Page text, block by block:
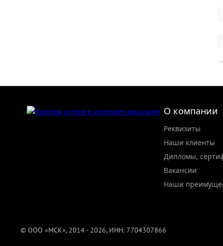
О компании
Реквизиты
Наши клиенты
Дипломы,
Вакансии
Наши
© ООО «МСК», 2014 - 2026, ИНН: 7704307866